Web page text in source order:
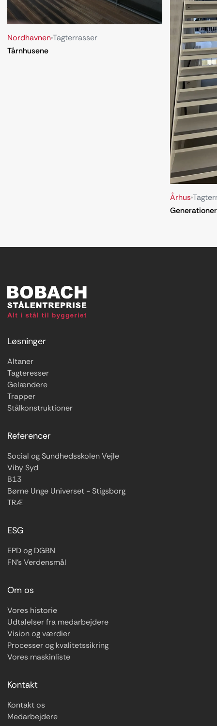
NordhavnenTagterrasser
Tårnhusene
Århus
Løsninger
Altaner
Tagteresser
Gelændere
Trapper
Stålkonstruktioner
Referencer
Social og Sundhedsskolen Vejle
Viby Syd
B13
Børne Unge Universet - Stigsborg
TRÆ
ESG
EPD og DGBN
FN’s Verdensmål
Om os
Vores historie
Udtalelser fra medarbejdere
Vision og værdier
Processer og kvalitetssikring
Vores maskinliste
Kontakt
Kontakt os
Medarbejdere